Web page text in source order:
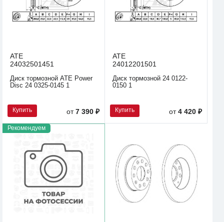
ATE
24032501451
Диск тормозной ATE Power
Disc 24 0325-0145 1
Купить от7 390 ₽
ATE
24012201501
Диск тормозной 24 0122-
0150 1
Купить от4 420 ₽
Рекомендуем